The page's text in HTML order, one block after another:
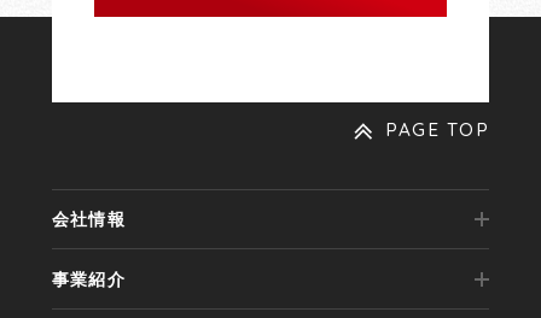
PAGE TOP
会社情報
代表メッセージ
事業紹介